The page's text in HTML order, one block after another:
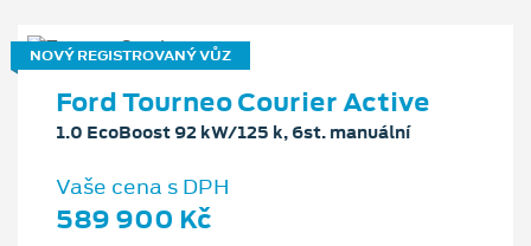
NOVÝ REGISTROVANÝ VŮZ
Ford Tourneo Courier Active
1.0 EcoBoost 92 kW/125 k, 6st. manuální
Vaše cena s DPH
589 900 Kč